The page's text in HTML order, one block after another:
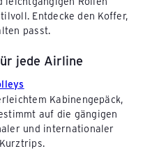
CHF 65.00
CHF 40.00
Griff oder
Easy Kofferklinik
reparieren
Entdecke den Koffer,
passt.
jede Airline
Kabinengepäck,
auf die gängigen
und internationaler